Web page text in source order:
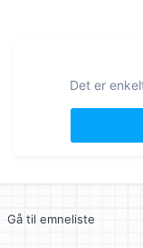
Det er
Gå til emneliste